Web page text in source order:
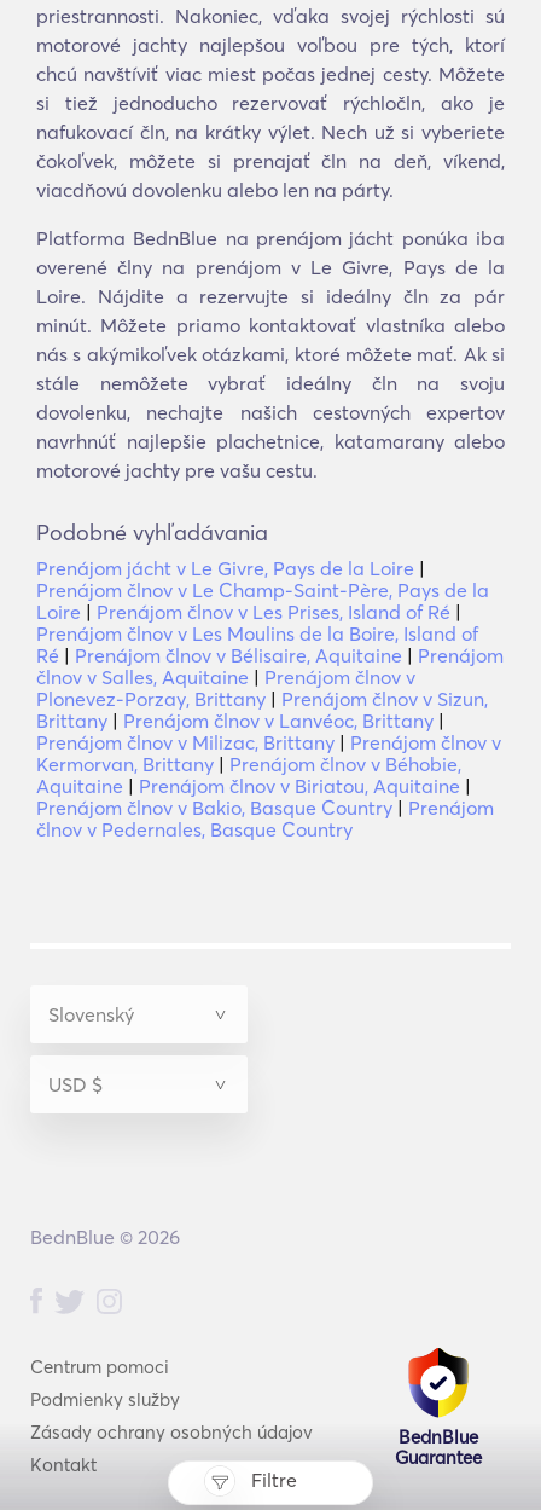
Filtre
priestrannosti. Nakoniec, vďaka svojej rýchlosti sú
motorové jachty najlepšou voľbou pre tých, ktorí
chcú navštíviť viac miest počas jednej cesty. Môžete
si tiež jednoducho rezervovať rýchločln, ako je
nafukovací čln, na krátky výlet. Nech už si vyberiete
čokoľvek, môžete si prenajať čln na deň, víkend,
viacdňovú dovolenku alebo len na párty.
Platforma BednBlue na prenájom jácht ponúka iba
overené člny na prenájom v Le Givre, Pays de la
Loire. Nájdite a rezervujte si ideálny čln za pár
minút. Môžete priamo kontaktovať vlastníka alebo
nás s akýmikoľvek otázkami, ktoré môžete mať. Ak si
stále nemôžete vybrať ideálny čln na svoju
dovolenku, nechajte našich cestovných expertov
navrhnúť najlepšie plachetnice, katamarany alebo
motorové jachty pre vašu cestu.
Podobné vyhľadávania
Prenájom jácht v Le Givre, Pays de la Loire |
Prenájom člnov v Le Champ-Saint-Père, Pays de la
Loire | Prenájom člnov v Les Prises, Island of Ré |
Prenájom člnov v Les Moulins de la Boire, Island of
Ré | Prenájom člnov v Bélisaire, Aquitaine | Prenájom
člnov v Salles, Aquitaine | Prenájom člnov v
Plonevez-Porzay, Brittany | Prenájom člnov v Sizun,
Brittany | Prenájom člnov v Lanvéoc, Brittany |
Prenájom člnov v Milizac, Brittany | Prenájom člnov v
Kermorvan, Brittany | Prenájom člnov v Béhobie,
Aquitaine | Prenájom člnov v Biriatou, Aquitaine |
Prenájom člnov v Bakio, Basque Country | Prenájom
člnov v Pedernales, Basque Country
Centrum pomoci
Podmienky služby
Zásady ochrany osobných údajov
Kontakt
BednBlue
Guarantee
BednBlue © 2026